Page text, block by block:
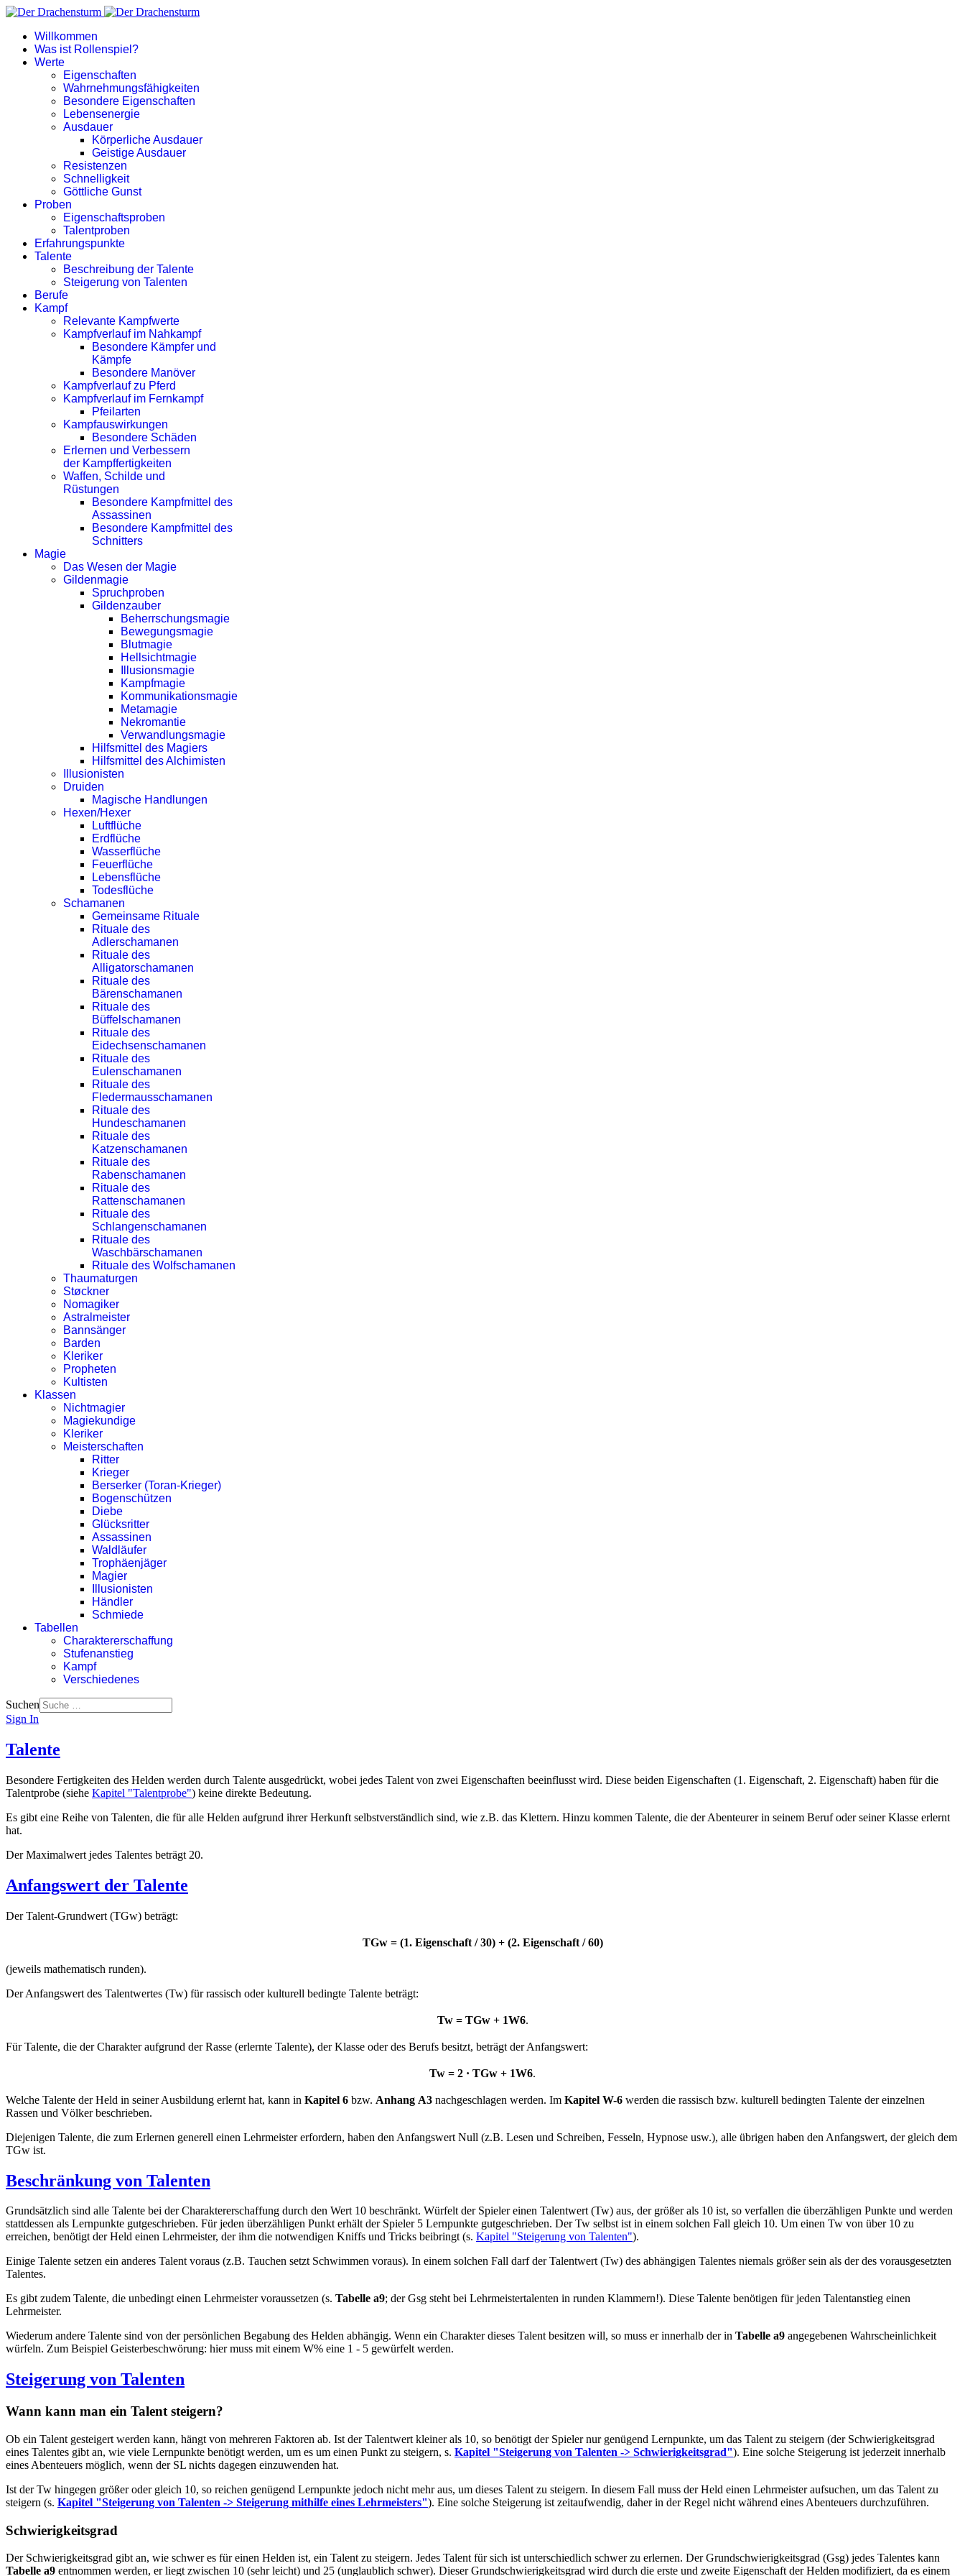
Willkommen
Was ist Rollenspiel?
Werte
Eigenschaften
Wahrnehmungsfähigkeiten
Besondere Eigenschaften
Lebensenergie
Ausdauer
Körperliche Ausdauer
Geistige Ausdauer
Resistenzen
Schnelligkeit
Göttliche Gunst
Proben
Eigenschaftsproben
Talentproben
Erfahrungspunkte
Talente
Beschreibung der Talente
Steigerung von Talenten
Berufe
Kampf
Relevante Kampfwerte
Kampfverlauf im Nahkampf
Besondere Kämpfer und
Kämpfe
Besondere Manöver
Kampfverlauf zu Pferd
Kampfverlauf im Fernkampf
Pfeilarten
Kampfauswirkungen
Besondere Schäden
Erlernen und Verbessern
der Kampffertigkeiten
Waffen, Schilde und
Rüstungen
Besondere Kampfmittel des
Assassinen
Besondere Kampfmittel des
Schnitters
Magie
Das Wesen der Magie
Gildenmagie
Spruchproben
Gildenzauber
Beherrschungsmagie
Bewegungsmagie
Blutmagie
Hellsichtmagie
Illusionsmagie
Kampfmagie
Kommunikationsmagie
Metamagie
Nekromantie
Verwandlungsmagie
Hilfsmittel des Magiers
Hilfsmittel des Alchimisten
Illusionisten
Druiden
Magische Handlungen
Hexen/Hexer
Luftflüche
Erdflüche
Wasserflüche
Feuerflüche
Lebensflüche
Todesflüche
Schamanen
Gemeinsame Rituale
Rituale des
Adlerschamanen
Rituale des
Alligatorschamanen
Rituale des
Bärenschamanen
Rituale des
Büffelschamanen
Rituale des
Eidechsenschamanen
Rituale des
Eulenschamanen
Rituale des
Fledermausschamanen
Rituale des
Hundeschamanen
Rituale des
Katzenschamanen
Rituale des
Rabenschamanen
Rituale des
Rattenschamanen
Rituale des
Schlangenschamanen
Rituale des
Waschbärschamanen
Rituale des Wolfschamanen
Thaumaturgen
Støckner
Nomagiker
Astralmeister
Bannsänger
Barden
Kleriker
Propheten
Kultisten
Klassen
Nichtmagier
Magiekundige
Kleriker
Meisterschaften
Ritter
Krieger
Berserker (Toran-Krieger)
Bogenschützen
Diebe
Glücksritter
Assassinen
Waldläufer
Trophäenjäger
Magier
Illusionisten
Händler
Schmiede
Tabellen
Charaktererschaffung
Stufenanstieg
Kampf
Verschiedenes
Suchen
Sign In
Talente
Besondere Fertigkeiten des Helden werden durch Talente ausgedrückt, wobei jedes Talent von zwei Eigenschaften beeinflusst wird. Diese beiden Eigenschaften (1. Eigenschaft, 2. Eigenschaft) haben für die
Talentprobe (siehe Kapitel "Talentprobe") keine direkte Bedeutung.
Es gibt eine Reihe von Talenten, die für alle Helden aufgrund ihrer Herkunft selbstverständlich sind, wie z.B. das Klettern. Hinzu kommen Talente, die der Abenteurer in seinem Beruf oder seiner Klasse erlernt
hat.
Der Maximalwert jedes Talentes beträgt 20.
Anfangswert der Talente
Der Talent-Grundwert (TGw) beträgt:
TGw = (1. Eigenschaft / 30) + (2. Eigenschaft / 60)
(jeweils mathematisch runden).
Der Anfangswert des Talentwertes (Tw) für rassisch oder kulturell bedingte Talente beträgt:
Tw = TGw + 1W6.
Für Talente, die der Charakter aufgrund der Rasse (erlernte Talente), der Klasse oder des Berufs besitzt, beträgt der Anfangswert:
Tw = 2 · TGw + 1W6.
Welche Talente der Held in seiner Ausbildung erlernt hat, kann in Kapitel 6 bzw. Anhang A3 nachgeschlagen werden. Im Kapitel W-6 werden die rassisch bzw. kulturell bedingten Talente der einzelnen
Rassen und Völker beschrieben.
Diejenigen Talente, die zum Erlernen generell einen Lehrmeister erfordern, haben den Anfangswert Null (z.B. Lesen und Schreiben, Fesseln, Hypnose usw.), alle übrigen haben den Anfangswert, der gleich dem
TGw ist.
Beschränkung von Talenten
Grundsätzlich sind alle Talente bei der Charaktererschaffung durch den Wert 10 beschränkt. Würfelt der Spieler einen Talentwert (Tw) aus, der größer als 10 ist, so verfallen die überzähligen Punkte und werden
stattdessen als Lernpunkte gutgeschrieben. Für jeden überzähligen Punkt erhält der Spieler 5 Lernpunkte gutgeschrieben. Der Tw selbst ist in einem solchen Fall gleich 10. Um einen Tw von über 10 zu
erreichen, benötigt der Held einen Lehrmeister, der ihm die notwendigen Kniffs und Tricks beibringt (s. Kapitel "Steigerung von Talenten").
Einige Talente setzen ein anderes Talent voraus (z.B. Tauchen setzt Schwimmen voraus). In einem solchen Fall darf der Talentwert (Tw) des abhängigen Talentes niemals größer sein als der des vorausgesetzten
Talentes.
Es gibt zudem Talente, die unbedingt einen Lehrmeister voraussetzen (s. Tabelle a9; der Gsg steht bei Lehrmeistertalenten in runden Klammern!). Diese Talente benötigen für jeden Talentanstieg einen
Lehrmeister.
Wiederum andere Talente sind von der persönlichen Begabung des Helden abhängig. Wenn ein Charakter dieses Talent besitzen will, so muss er innerhalb der in Tabelle a9 angegebenen Wahrscheinlichkeit
würfeln. Zum Beispiel Geisterbeschwörung: hier muss mit einem W% eine 1 - 5 gewürfelt werden.
Steigerung von Talenten
Wann kann man ein Talent steigern?
Ob ein Talent gesteigert werden kann, hängt von mehreren Faktoren ab. Ist der Talentwert kleiner als 10, so benötigt der Spieler nur genügend Lernpunkte, um das Talent zu steigern (der Schwierigkeitsgrad
eines Talentes gibt an, wie viele Lernpunkte benötigt werden, um es um einen Punkt zu steigern, s. Kapitel "Steigerung von Talenten -> Schwierigkeitsgrad"). Eine solche Steigerung ist jederzeit innerhalb
eines Abenteuers möglich, wenn der SL nichts dagegen einzuwenden hat.
Ist der Tw hingegen größer oder gleich 10, so reichen genügend Lernpunkte jedoch nicht mehr aus, um dieses Talent zu steigern. In diesem Fall muss der Held einen Lehrmeister aufsuchen, um das Talent zu
steigern (s. Kapitel "Steigerung von Talenten -> Steigerung mithilfe eines Lehrmeisters"). Eine solche Steigerung ist zeitaufwendig, daher in der Regel nicht während eines Abenteuers durchzuführen.
Schwierigkeitsgrad
Der Schwierigkeitsgrad gibt an, wie schwer es für einen Helden ist, ein Talent zu steigern. Jedes Talent für sich ist unterschiedlich schwer zu erlernen. Der Grundschwierigkeitsgrad (Gsg) jedes Talentes kann
Tabelle a9 entnommen werden, er liegt zwischen 10 (sehr leicht) und 25 (unglaublich schwer). Dieser Grundschwierigkeitsgrad wird durch die erste und zweite Eigenschaft der Helden modifiziert, da es einem